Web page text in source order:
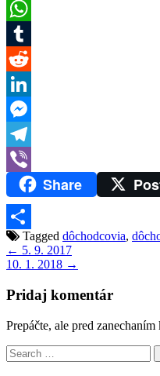
Twitter
WhatsApp
Tumblr
Reddit
LinkedIn
Messenger
Telegram
Viber
Share
ShareTagged dôchodcovia,
Navigácia
v
článku
← 5. 9. 2017
10. 1. 2018 →
Pridaj komentár
Prepáčte, ale pred zanechaním
Search
for: